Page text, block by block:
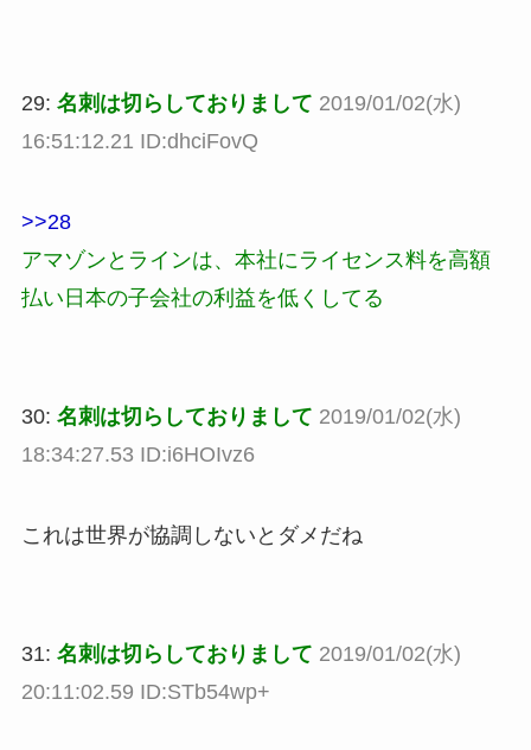
29: 名刺は切らしておりまして 2019/01/02(水)
16:51:12.21 ID:dhciFovQ
>>28
アマゾンとラインは、本社にライセンス料を高額
払い日本の子会社の利益を低くしてる
30: 名刺は切らしておりまして 2019/01/02(水)
18:34:27.53 ID:i6HOIvz6
これは世界が協調しないとダメだね
31: 名刺は切らしておりまして 2019/01/02(水)
20:11:02.59 ID:STb54wp+